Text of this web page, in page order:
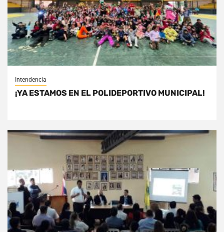
Intendencia
¡YA ESTAMOS EN EL POLIDEPORTIVO MUNICIPAL!